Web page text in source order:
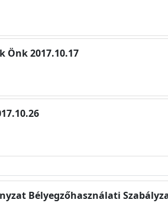
Önk 2017.10.17
Bélyegzőhasználati